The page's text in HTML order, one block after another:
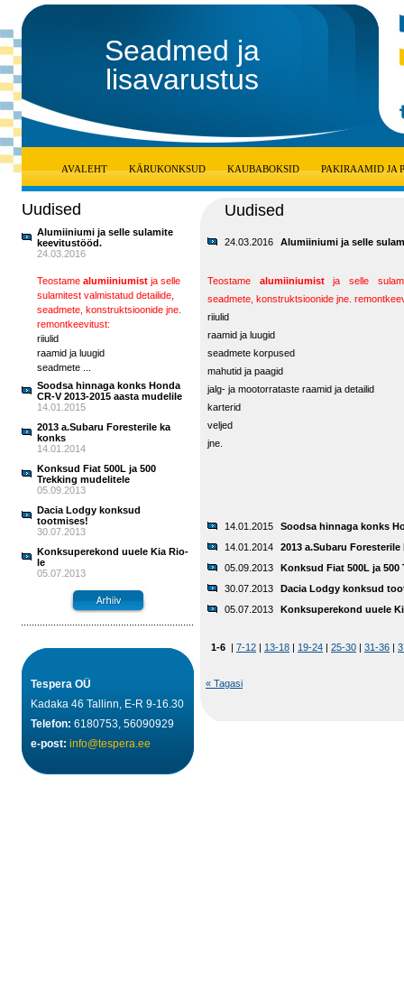
Seadmed ja
lisavarustus
AVALEHT KÄRUKONKSUD KAUBABOKSID PAKIRAAMID JA
Uudised
Alumiiniumi ja selle sulamite
keevitustööd.
24.03.2016
Teostame alumiiniumist ja selle
sulamitest valmistatud detailide,
seadmete, konstruktsioonide jne.
remontkeevitust:
riiulid
raamid ja luugid
seadmete ...
Soodsa hinnaga konks Honda
CR-V 2013-2015 aasta mudelile
14.01.2015
2013 a.Subaru Foresterile ka
konks
14.01.2014
Konksud Fiat 500L ja 500
Trekking mudelitele
05.09.2013
Dacia Lodgy konksud
tootmises!
30.07.2013
Konksuperekond uuele Kia Rio-
le
05.07.2013
Tespera OÜ
Kadaka 46 Tallinn, E-R 9-16.30
Telefon: 6180753, 56090929
e-post: info@tespera.ee
Uudised
24.03.2016 Alumiiniumi ja selle
Teostame alumiiniumistja selle
seadmete, konstruktsioonide jne.
riiulid
raamid ja luugid
seadmete korpused
mahutid ja paagid
jalg- ja mootorrataste raamid ja detailid
karterid
veljed
jne.
14.01.2015
Soodsa hinnaga konks
14.01.2014
2013 a.Subaru Foresterile
05.09.2013
Konksud Fiat 500L ja
30.07.2013
Dacia Lodgy konksud
05.07.2013
Konksuperekond uuele
1-6 | 7-12 | 13-18 | 19-24 | 25-30 | 31-36 |
« Tagasi